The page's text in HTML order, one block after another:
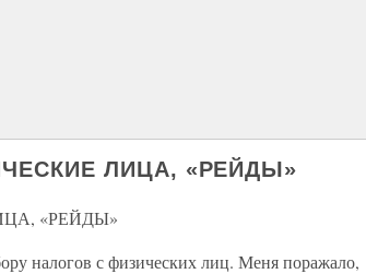
ЛИЦА, «РЕЙДЫ»
«РЕЙДЫ»
налогов с физических лиц. Меня поражало,